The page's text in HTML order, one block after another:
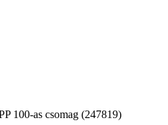
100-as csomag (247819)